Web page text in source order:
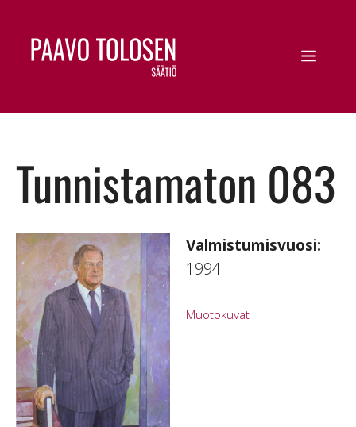
Tunnistamaton 083
Valmistumisvuosi:
1994
Muotokuvat